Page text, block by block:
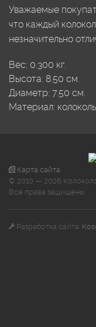
Уважаемые
что каждый
незначительно
Вес: 0.300 кг.
Высота: 8.50 см.
Диаметр: 7.50 см.
Материал:
Карта сайта
© 2010 — 2026
Все права защищены.
Разработка сайта: